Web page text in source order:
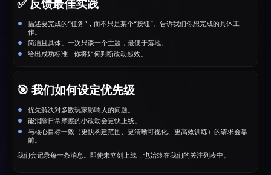
✅ 反馈最佳实践
描述要完成的“任务”，而不只是某个“按钮”。告诉我们你想完成的具体工
作。
简洁且具体。一次只谈一个主题，最便于落地。
给出成功标准--你将如何判断改动起效。
🎯 我们如何设定优先级
优先解决对多数玩家影响大的问题。
能消除日常摩擦的小改动会更快上线。
与核心目标一致（更快构建范围、更清晰可视化、更高效训练）的请求会靠
前。
我们会记录每一条消息。即使未立刻上线，也始终在我们的关注列表中。